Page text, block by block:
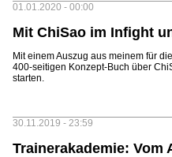
01.01.2020 - 00:00
Mit ChiSao im Infight
Mit einem Auszug aus meinem für
400-seitigen Konzept-Buch über
starten.
30.11.2019 - 23:59
Trainerakademie: Vom